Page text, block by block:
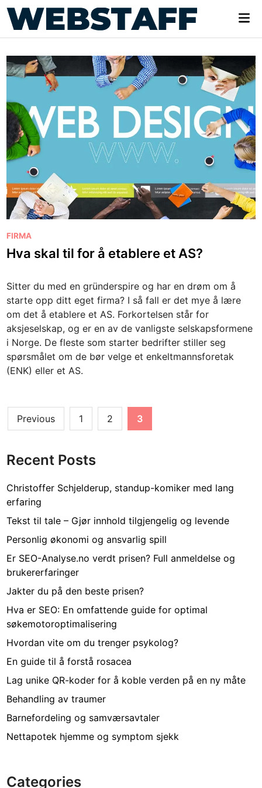
Skip
content
P
o
e
d
i
n
FIRMA
Hva skal til for å etablere et AS?
Sitter du med en gründerspire og har en drøm om å
starte opp ditt eget firma? I så fall er det mye å lære
om det å etablere et AS. Forkortelsen står for
aksjeselskap, og er en av de vanligste selskapsformene
i Norge. De fleste som starter bedrifter stiller seg
spørsmålet om de bør velge et enkeltmannsforetak
(ENK) eller et AS.
Posts
pagination
Previous 1 2 3
Recent Posts
Christoffer Schjelderup, standup-komiker med lang
erfaring
Tekst til tale – Gjør innhold tilgjengelig og levende
Personlig økonomi og ansvarlig spill
Er SEO-Analyse.no verdt prisen? Full anmeldelse og
brukererfaringer
Jakter du på den beste prisen?
Hva er SEO: En omfattende guide for optimal
søkemotoroptimalisering
Hvordan vite om du trenger psykolog?
En guide til å forstå rosacea
Lag unike QR-koder for å koble verden på en ny måte
Behandling av traumer
Barnefordeling og samværsavtaler
Nettapotek hjemme og symptom sjekk
Categories